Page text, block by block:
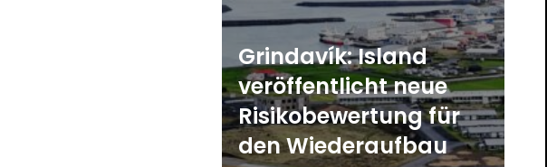
Grindavík: Island
veröffentlicht neue
Risikobewertung für
den Wiederaufbau